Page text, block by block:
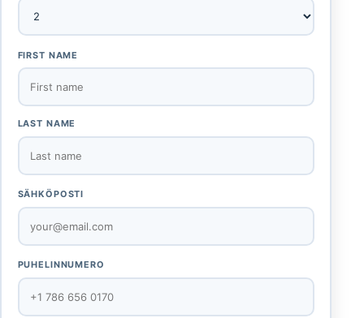
FIRST NAME
LAST NAME
SÄHKÖPOSTI
PUHELINNUMERO